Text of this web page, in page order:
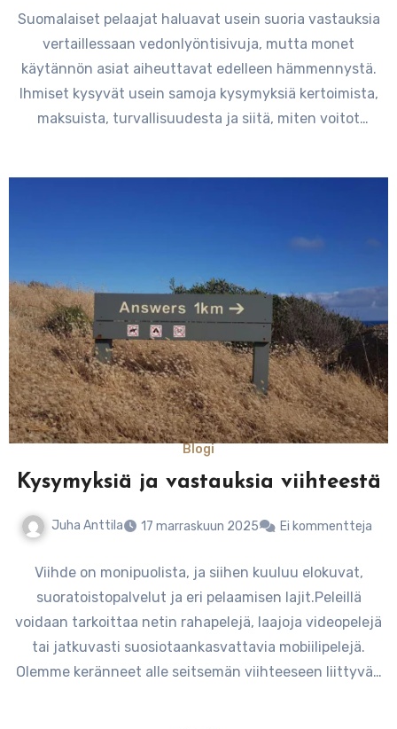
Suomalaiset pelaajat haluavat usein suoria vastauksia
vertaillessaan vedonlyöntisivuja, mutta monet
käytännön asiat aiheuttavat edelleen hämmennystä.
Ihmiset kysyvät usein samoja kysymyksiä kertoimista,
maksuista, turvallisuudesta ja siitä, miten voitot
Blogi
Kysymyksiä ja vastauksia viihteestä
Juha Anttila 17 marraskuun 2025 Ei kommentteja
Viihde on monipuolista, ja siihen kuuluu elokuvat,
suoratoistopalvelut ja eri pelaamisen lajit.Peleillä
voidaan tarkoittaa netin rahapelejä, laajoja videopelejä
tai jatkuvasti suosiotaankasvattavia mobiilipelejä.
Olemme keränneet alle seitsemän viihteeseen liittyvää